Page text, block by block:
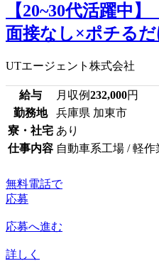
【20~30代活躍中
面接なし×ポチる
UTエージェント株式会社
給与 月収例232,000円
勤務地
兵庫県 加東市
寮・社宅 あり
仕事内容 自動車系工場 / 軽
無料電話で
応募
応募へ進む
詳しく